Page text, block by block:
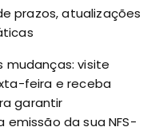
prazos, atualizações
mudanças: visite
feira e receba
garantir
da sua NFS-